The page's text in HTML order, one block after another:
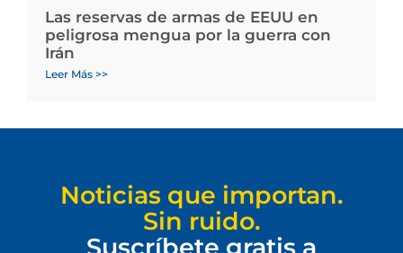
Las reservas de armas de EEUU en
peligrosa mengua por la guerra con
Irán
Leer Más >>
Noticias que importan.
Sin ruido.